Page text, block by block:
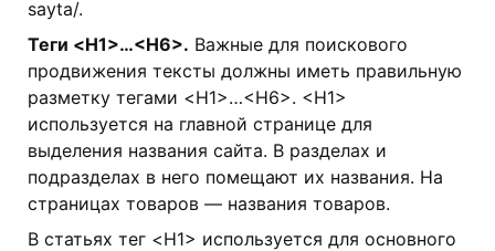
sayta/.
Теги <H1>…<H6>. Важные для поискового
продвижения тексты должны иметь правильную
разметку тегами <H1>…<H6>. <H1>
используется на главной странице для
выделения названия сайта. В разделах и
подразделах в него помещают их названия. На
страницах товаров — названия товаров.
В статьях тег <H1> используется для основного